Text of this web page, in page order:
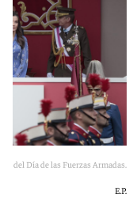
del Día de las Fuerzas Armadas.
E.P.